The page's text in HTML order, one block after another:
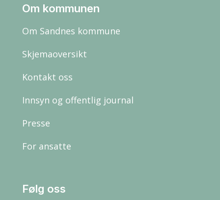
Om kommunen
Om Sandnes kommune
Skjemaoversikt
Kontakt oss
Innsyn og offentlig journal
Presse
For ansatte
Følg oss